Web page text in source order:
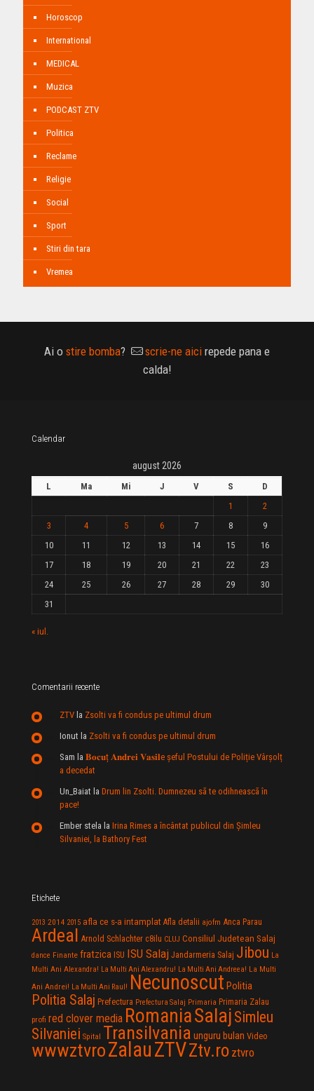
Horoscop
International
MEDICAL
Muzica
PODCAST ZTV
Politica
Reclame
Religie
Social
Sport
Stiri din tara
Vremea
Ai o stire bomba? scrie-ne aici repede pana e
calda!
Calendar
august 2026
L Ma Mi J V S
D
1
2
3
4 5 6 7 8
9
10
11 12 13 14 15
16
17
18 19 20 21 22
23
24
25 26 27 28 29
30
31
« iul.
Comentarii recente
ZTV la Zsolti va fi condus pe ultimul drum
Ionut la Zsolti va fi condus pe ultimul drum
Sam la 𝐁𝐨𝐜𝐮ț 𝐀𝐧𝐝𝐫𝐞𝐢 𝐕𝐚𝐬𝐢𝐥e şeful Postului de Poliție Vârșolț
a decedat
Un_Baiat la Drum lin Zsolti. Dumnezeu sã te odihneascã în
pace!
Ember stela la Irina Rimes a încântat publicul din Şimleu
Silvaniei, la Bathory Fest
Etichete
2013 2014 2015 afla ce s-a intamplat Afla detalii ajofm Anca Parau
Ardeal Arnold Schlachter c8ilu CLUJ Consiliul Judetean Salaj
dance Finante fratzica ISU ISU Salaj Jandarmeria Salaj Jibou La
Multi Ani Alexandra! La Multi Ani Alexandru! La Multi Ani Andreea! La Multi
Ani Andrei! La Multi Ani Raul! Necunoscut Politia
Politia Salaj Prefectura Prefectura Salaj Primaria Primaria Zalau
profi red clover media RomaniaSalaj Simleu
Silvaniei Spital Transilvania unguru bulan Video
wwwztvroZalauZTVZtv.ro ztvro